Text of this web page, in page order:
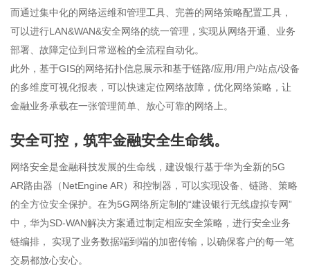
而通过集中化的网络运维和管理工具、完善的网络策略配置工具，
可以进行LAN&WAN&安全网络的统一管理，实现从网络开通、业务
部署、故障定位到日常巡检的全流程自动化。
此外，基于GIS的网络拓扑信息展示和基于链路/应用/用户/站点/设备
的多维度可视化报表，可以快速定位网络故障，优化网络策略，让
金融业务承载在一张管理简单、放心可靠的网络上。
安全可控，筑牢金融安全生命线。
网络安全是金融科技发展的生命线，建设银行基于华为全新的5G
AR路由器（NetEngine AR）和控制器，可以实现设备、链路、策略
的全方位安全保护。在为5G网络所定制的“建设银行无线虚拟专网”
中，华为SD-WAN解决方案通过制定相应安全策略，进行安全业务
链编排， 实现了业务数据端到端的加密传输，以确保客户的每一笔
交易都放心安心。